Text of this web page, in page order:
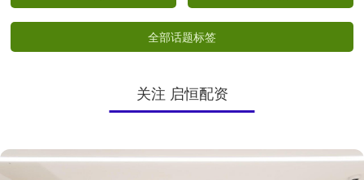
全部话题标签
关注 启恒配资